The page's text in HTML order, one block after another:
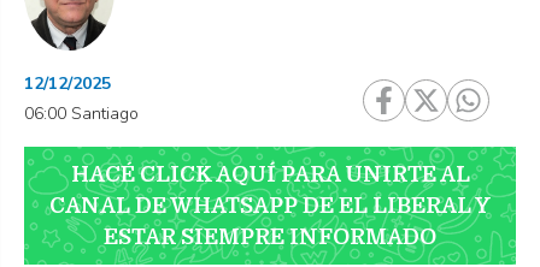
12/12/2025
06:00 Santiago
HACÉ CLICK AQUÍ PARA UNIRTE AL
CANAL DE WHATSAPP DE EL LIBERAL Y
ESTAR SIEMPRE INFORMADO